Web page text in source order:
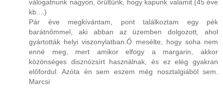
válogatnunk nagyon, örültünk, hogy kapunk valamit.(45 éve
kb....)
Pár éve megkívántam, pont találkoztam egy pék
barátnőmmel, aki abban az üzemben dolgozott, ahol
gyártották helyi viszonylatban.Ő mesélte, hogy soha nem
enné meg, mert amikor elfogy a margarin, akkor
közönséges disznózsírt használnak, és ez elég gyakran
előfordul. Azóta én sem eszem még nosztalgiából sem.
Marcsi